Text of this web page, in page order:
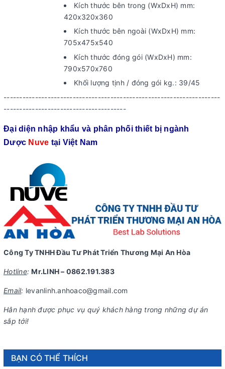
Kích thước bên trong (WxDxH) mm:
420x320x360
Kích thước bên ngoài (WxDxH) mm:
705x475x540
Kích thước đóng gói (WxDxH) mm:
790x570x760
Khối lượng tịnh / đóng gói kg.: 39/45
---------------------------------------------------------------------
---------------------------------------
Đại diện nhập khẩu và phân phối thiết bị ngành
Dược Nuve tại Việt Nam
Công Ty TNHH Đầu Tư Phát Triển Thương Mại An Hòa
Hotline: Mr.LINH – 0862.191.383
Email: levanlinh.anhoaco@gmail.com
Hân hạnh được phục vụ quý khách hàng trong những dự án
sắp tới!
BẠN CÓ THỂ THÍCH